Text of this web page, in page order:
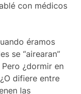
con médicos
éramos
se “airearan”
¿dormir en
difiere entre
las